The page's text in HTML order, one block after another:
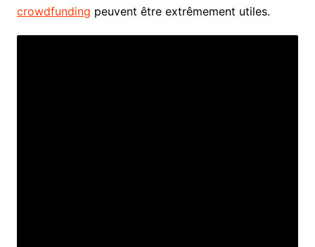
crowdfunding peuvent être extrêmement utiles.